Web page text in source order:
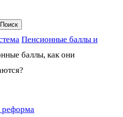
Пенсионные баллы и
баллы, как они
реформа